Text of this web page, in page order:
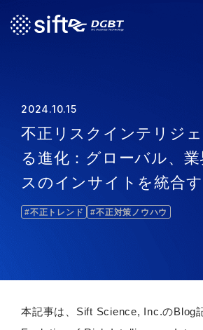
2024.10.15
不正リスクインテリジ
る進化：グローバル、
スのインサイトを統合す
#不正トレンド #不正対策ノウハウ
本記事は、Sift Science, Inc.のBlog